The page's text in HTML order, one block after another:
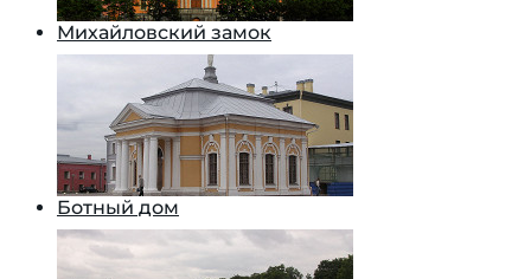
Михайловский замок
Ботный дом